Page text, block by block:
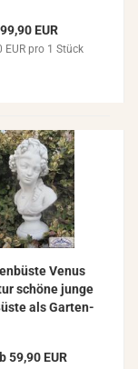
S102001
99,90 EUR
EUR pro 1 Stück
Venus
schö­ne junge
als Gar­ten­
59,90 EUR